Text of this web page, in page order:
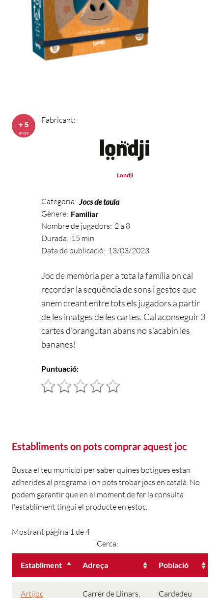
Fabricant:
Londji
Categoria: Jocs de taula
Gènere: Familiar
Nombre de jugadors: 2 a 8
Durada: 15 min
Data de publicació: 13/03/2023
Joc de memòria per a tota la família on cal
recordar la seqüència de sons i gestos que
anem creant entre tots els jugadors a partir
de les imatges de les cartes. Cal aconseguir 3
cartes d'orangutan abans no s'acabin les
bananes!
Puntuació:
+ 5
anys
Establiments on pots comprar aquest joc
Busca el teu municipi per saber quines botigues estan
adherides al programa i on pots trobar jocs en català. No
podem garantir que en el moment de fer la consulta
l'establiment tingui el producte en estoc.
Mostrant pàgina 1 de 4
Cerca:
Establiment Adreça Població
Artijoc Carrer de Llinars, Cardedeu